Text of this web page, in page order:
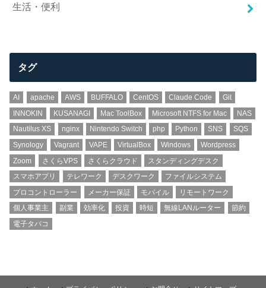
生活・便利
タグ
AI apache AWS BUFFALO CentOS Claude Code
Git
INNOKIN
KUSANAGI Mac ToolBox Microsoft NTFS for Mac
NAS
Nautilus XS
nginx Nintendo Switch php Python SNS
SQS
Synology
Vagrant VAPE VirtualBox Windows
Wordpress
Zoom
さくらVPS さくらクラウド
スタンディングデスク
スマホアプリ
テレワーク デスクワーク
ファイルシステム
プロコントローラー
メーカー保証 モバイル
リモートワーク
個人事業主
副業 効率化 投資 時短 無線LANルーター
節約
電子タバコ